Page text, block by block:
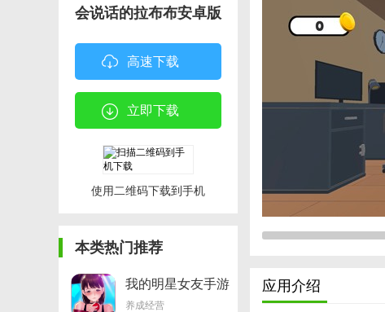
会说话的拉布布安卓版
高速下载
立即下载
使用二维码下载到手机
本类热门推荐
我的明星女友手游
v2.3.7
养成经营
应用介绍